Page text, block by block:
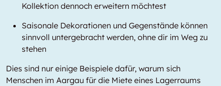
Kollektion dennoch erweitern möchtest
Saisonale Dekorationen und Gegenstände können
sinnvoll untergebracht werden, ohne dir im Weg zu
stehen
Dies sind nur einige Beispiele dafür, warum sich
Menschen im Aargau für die Miete eines Lagerraums